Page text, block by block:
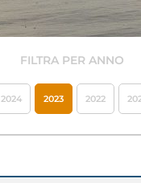
FILTRA PER ANNO
2024 2023 2022